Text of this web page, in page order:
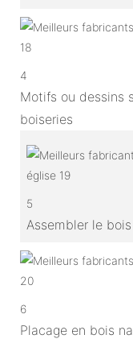
4
Motifs ou dessins
boiseries
5
Assembler le
6
Placage en bois